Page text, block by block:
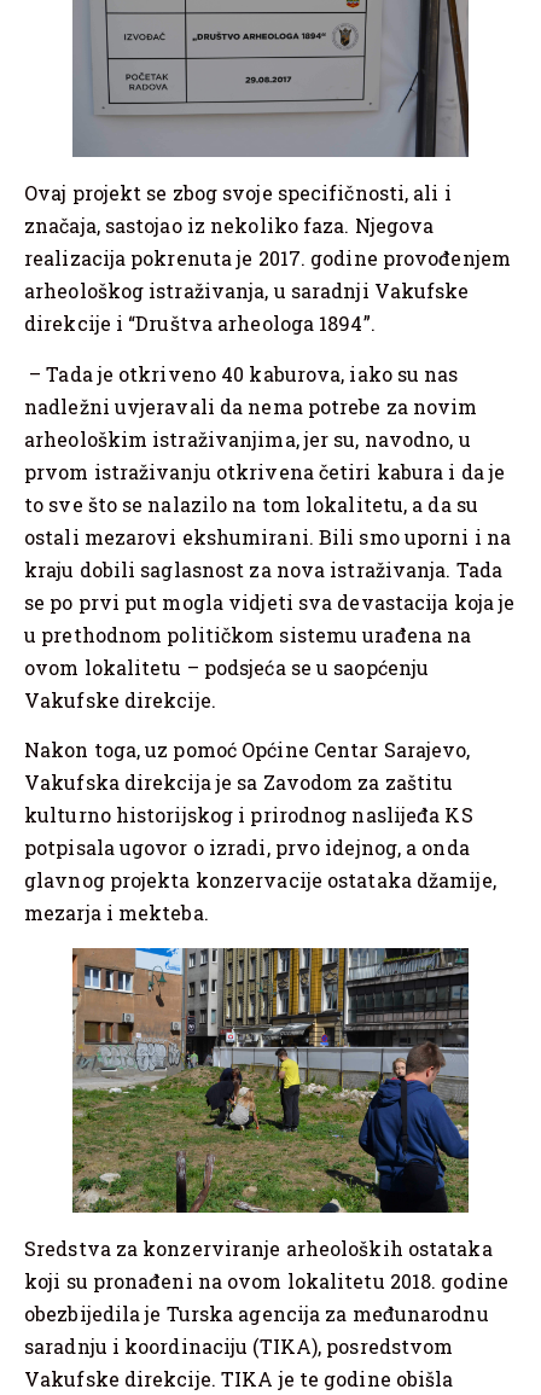
Ovaj projekt se zbog svoje specifičnosti, ali i
značaja, sastojao iz nekoliko faza. Njegova
realizacija pokrenuta je 2017. godine provođenjem
arheološkog istraživanja, u saradnji Vakufske
direkcije i “Društva arheologa 1894”.
– Tada je otkriveno 40 kaburova, iako su nas
nadležni uvjeravali da nema potrebe za novim
arheološkim istraživanjima, jer su, navodno, u
prvom istraživanju otkrivena četiri kabura i da je
to sve što se nalazilo na tom lokalitetu, a da su
ostali mezarovi ekshumirani. Bili smo uporni i na
kraju dobili saglasnost za nova istraživanja. Tada
se po prvi put mogla vidjeti sva devastacija koja je
u prethodnom političkom sistemu urađena na
ovom lokalitetu – podsjeća se u saopćenju
Vakufske direkcije.
Nakon toga, uz pomoć Općine Centar Sarajevo,
Vakufska direkcija je sa Zavodom za zaštitu
kulturno historijskog i prirodnog naslijeđa KS
potpisala ugovor o izradi, prvo idejnog, a onda
glavnog projekta konzervacije ostataka džamije,
mezarja i mekteba.
Sredstva za konzerviranje arheoloških ostataka
koji su pronađeni na ovom lokalitetu 2018. godine
obezbijedila je Turska agencija za međunarodnu
saradnju i koordinaciju (TIKA), posredstvom
Vakufske direkcije. TIKA je te godine obišla